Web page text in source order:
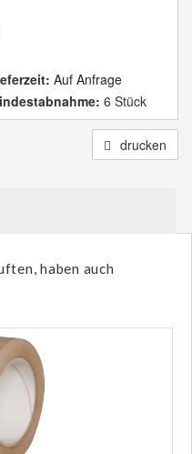
Auf Anfrage
6 Stück
drucken
haben auch